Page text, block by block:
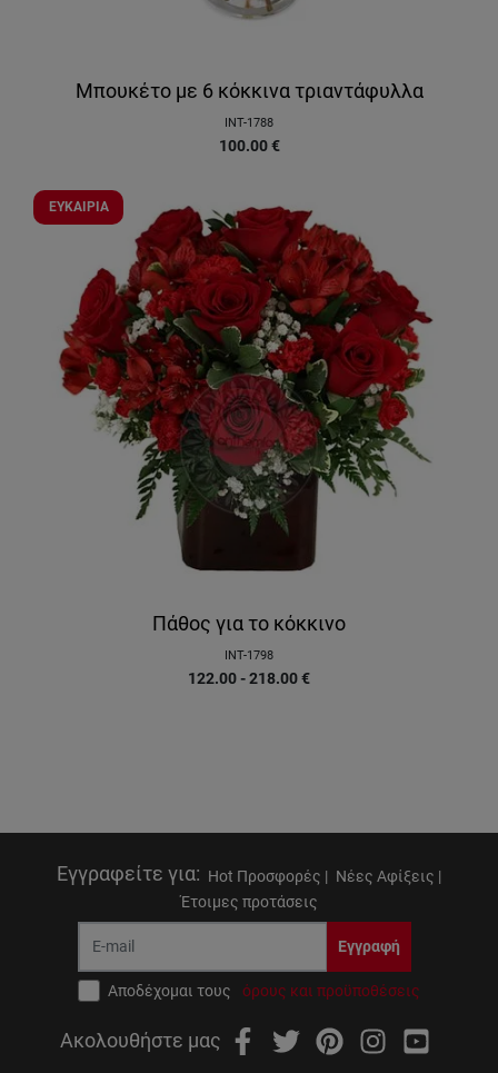
Μπουκέτο με 6 κόκκινα τριαντάφυλλα
INT-1788
100.00 €
ΕΥΚΑΙΡΙΑ
Πάθος για το κόκκινο
INT-1798
122.00 - 218.00€
Εγγραφείτε για: Hot Προσφορές | Νέες Αφίξεις |
Έτοιμες προτάσεις
Εγγραφή
Αποδέχομαι τους όρους και προϋποθέσεις
Ακολουθήστε μας